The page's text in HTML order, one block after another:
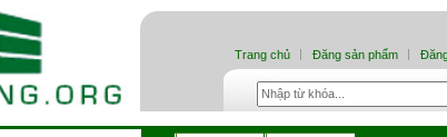
Trang chủ Đăng sản phẩm